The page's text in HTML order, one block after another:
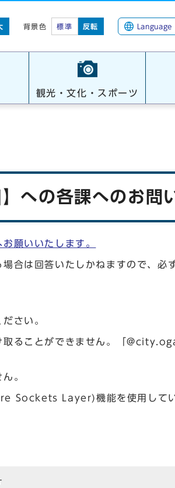
背景色 標準 反転 Language
観光・文化・スポーツ
への各課へのお問
願いいたします。
合は回答いたしかねますので、必
さい。
取ることができません。「
。
Sockets Layer)機能を使用して